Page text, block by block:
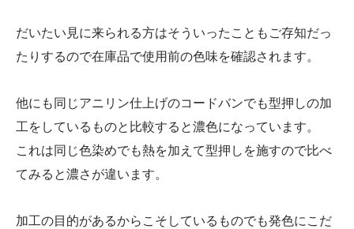
だいたい見に来られる方はそういったこともご存知だっ
たりするので在庫品で使用前の色味を確認されます。
他にも同じアニリン仕上げのコードバンでも型押しの加
工をしているものと比較すると濃色になっています。
これは同じ色染めでも熱を加えて型押しを施すので比べ
てみると濃さが違います。
加工の目的があるからこそしているものでも発色にこだ